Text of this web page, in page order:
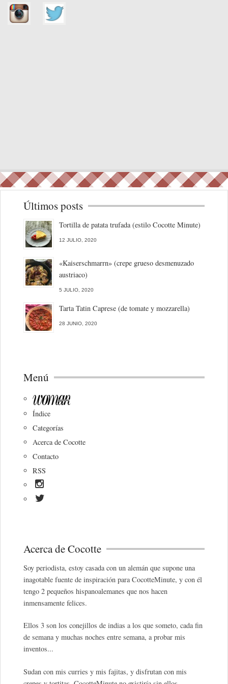
Últimos posts
Tortilla de patata trufada (estilo Cocotte Minute)
12 JULIO, 2020
«Kaiserschmarrn» (crepe grueso desmenuzado
austriaco)
5 JULIO, 2020
Tarta Tatin Caprese (de tomate y mozzarella)
28 JUNIO, 2020
Menú
Índice
Categorías
Acerca de Cocotte
Contacto
RSS
Acerca de Cocotte
Soy periodista, estoy casada con un alemán que supone una
inagotable fuente de inspiración para CocotteMinute, y con él
tengo 2 pequeños hispanoalemanes que nos hacen
inmensamente felices.
Ellos 3 son los conejillos de indias a los que someto, cada fin
de semana y muchas noches entre semana, a probar mis
inventos...
Sudan con mis curries y mis fajitas, y disfrutan con mis